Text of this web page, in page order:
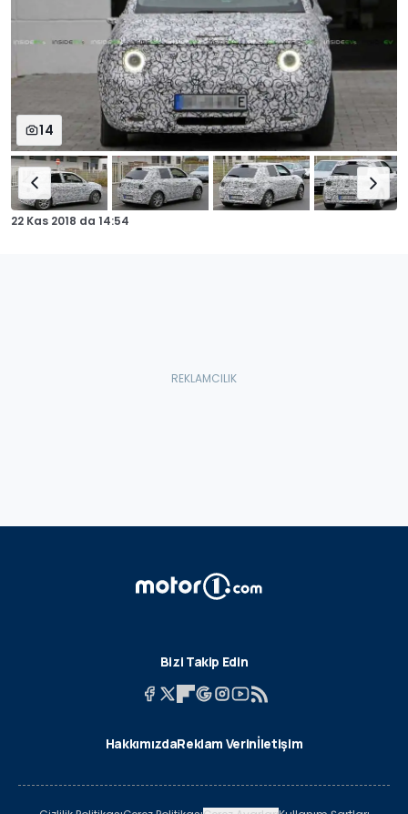
14
22 Kas 2018 da 14:54
Bizi Takip Edin
HakkımızdaReklam Verinİletişim